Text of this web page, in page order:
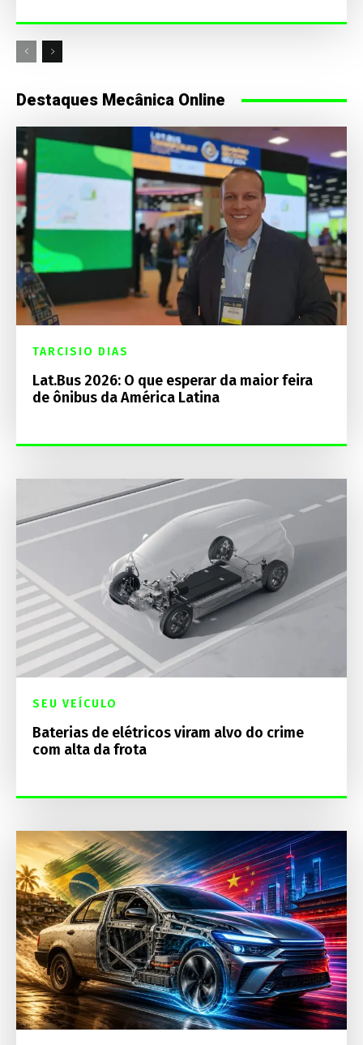
Destaques Mecânica Online
TARCISIO DIAS
Lat.Bus 2026: O que esperar da maior feira
de ônibus da América Latina
SEU VEÍCULO
Baterias de elétricos viram alvo do crime
com alta da frota